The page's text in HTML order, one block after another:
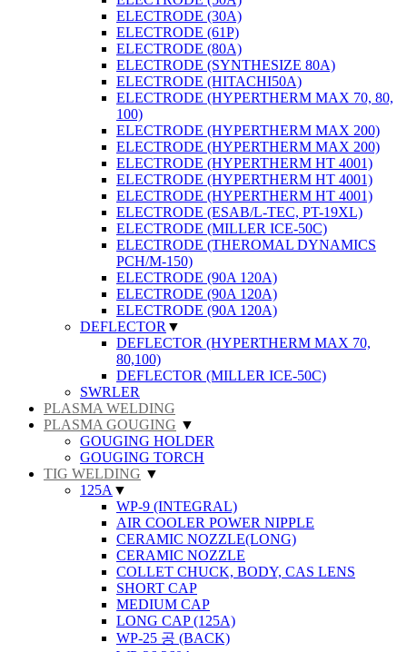
ELECTRODE (30A)
ELECTRODE (61P)
ELECTRODE (80A)
ELECTRODE (SYNTHESIZE 80A)
ELECTRODE (HITACHI50A)
ELECTRODE (HYPERTHERM MAX 70, 80,
100)
ELECTRODE (HYPERTHERM MAX 200)
ELECTRODE (HYPERTHERM MAX 200)
ELECTRODE (HYPERTHERM HT 4001)
ELECTRODE (HYPERTHERM HT 4001)
ELECTRODE (HYPERTHERM HT 4001)
ELECTRODE (ESAB/L-TEC, PT-19XL)
ELECTRODE (MILLER ICE-50C)
ELECTRODE (THEROMAL DYNAMICS
PCH/M-150)
ELECTRODE (90A 120A)
ELECTRODE (90A 120A)
ELECTRODE (90A 120A)
DEFLECTOR ▼
DEFLECTOR (HYPERTHERM MAX 70,
80,100)
DEFLECTOR (MILLER ICE-50C)
SWRLER
PLASMA WELDING
PLASMA GOUGING ▼
GOUGING HOLDER
GOUGING TORCH
TIG WELDING ▼
125A ▼
WP-9 (INTEGRAL)
AIR COOLER POWER NIPPLE
CERAMIC NOZZLE(LONG)
CERAMIC NOZZLE
COLLET CHUCK, BODY, CAS LENS
SHORT CAP
MEDIUM CAP
LONG CAP (125A)
WP-25 공 (BACK)